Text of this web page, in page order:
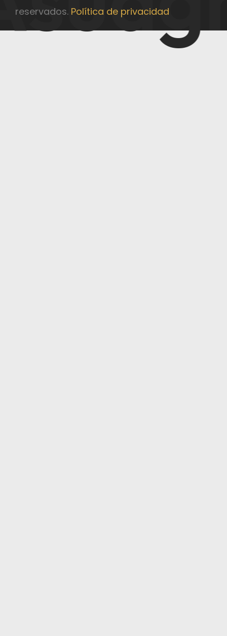
reservados. Política de privacidad